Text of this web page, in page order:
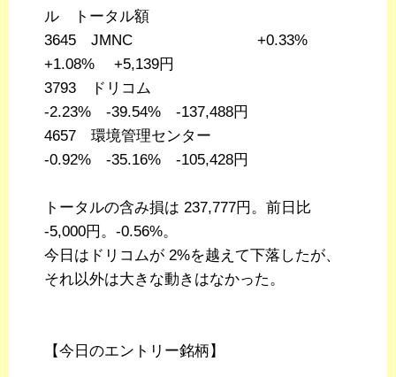
ル トータル額
3645 JMNC +0.33%
+1.08% +5,139円
3793 ドリコム
-2.23% -39.54% -137,488円
4657 環境管理センター
-0.92% -35.16% -105,428円
トータルの含み損は 237,777円。前日比
-5,000円。-0.56%。
今日はドリコムが 2%を越えて下落したが、
それ以外は大きな動きはなかった。
【今日のエントリー銘柄】